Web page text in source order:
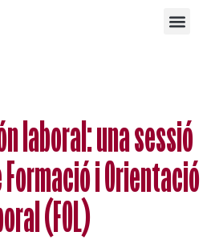
laboral: una sessió
i Orientació
(FOL)